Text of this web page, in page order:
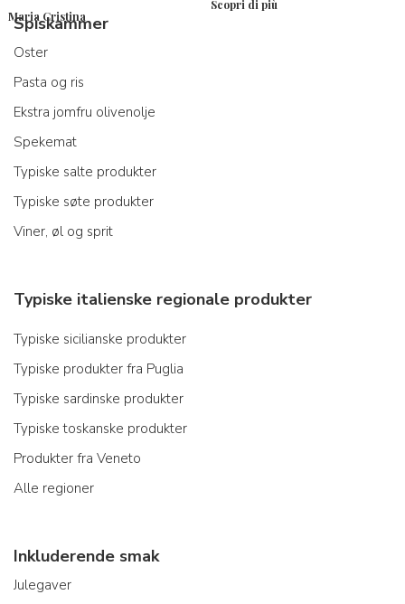
Maria Cristina
Scopri di più
Spiskammer
Oster
Pasta og ris
Ekstra jomfru olivenolje
Spekemat
Typiske salte produkter
Typiske søte produkter
Viner, øl og sprit
Typiske italienske regionale produkter
Typiske sicilianske produkter
Typiske produkter fra Puglia
Typiske sardinske produkter
Typiske toskanske produkter
Produkter fra Veneto
Alle regioner
Inkluderende smak
Julegaver